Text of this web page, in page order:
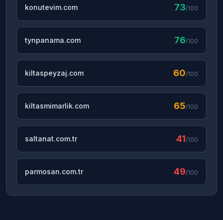
konutevim.com 73/100
tynpanama.com 76/100
kiltaspeyzaj.com 60/100
kiltasmimarlik.com 65/100
saltanat.com.tr 41/100
parmosan.com.tr 49/100